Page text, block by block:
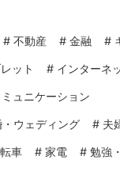
# 不動産 # 金融 #
ット # インターネ
ミュニケーション
ウェディング # 夫
車 # 家電 # 勉強